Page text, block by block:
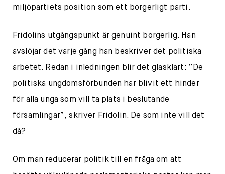
miljöpartiets position som ett borgerligt parti.
Fridolins utgångspunkt är genuint borgerlig. Han
avslöjar det varje gång han beskriver det politiska
arbetet. Redan i inledningen blir det glasklart: ”De
politiska ungdomsförbunden har blivit ett hinder
för alla unga som vill ta plats i beslutande
församlingar”, skriver Fridolin. De som inte vill det
då?
Om man reducerar politik till en fråga om att